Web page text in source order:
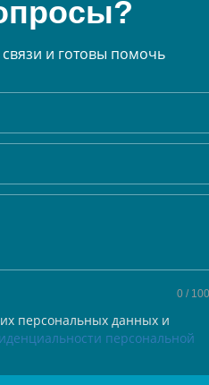
и готовы помочь
0/
персональных данных и
персональной